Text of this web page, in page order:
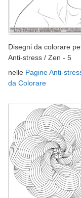
Disegni da colorare
Anti-stress / Zen - 5
nelle Pagine Anti-
da Colorare